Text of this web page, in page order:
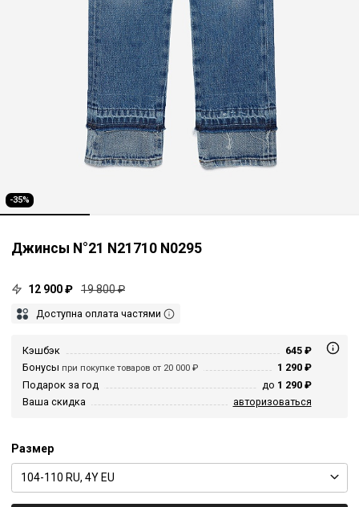
-35%
Джинсы N°21 N21710 N0295
12 900 ₽ 19 800 ₽
Доступна оплата частями
Кэшбэк
645 ₽
Бонусы при покупке товаров от 20 000 ₽
1 290 ₽
Подарок за год
до 1 290 ₽
Ваша скидка
авторизоваться
Размер
104-110 RU, 4Y EU